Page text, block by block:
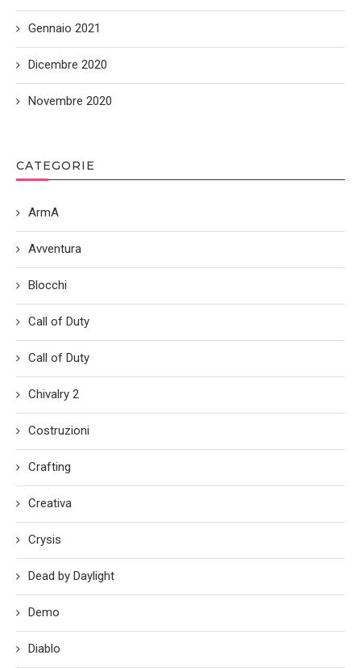
Gennaio 2021
Dicembre 2020
Novembre 2020
CATEGORIE
ArmA
Avventura
Blocchi
Call of Duty
Call of Duty
Chivalry 2
Costruzioni
Crafting
Creativa
Crysis
Dead by Daylight
Demo
Diablo